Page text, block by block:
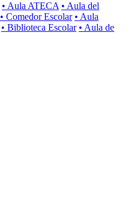
• Aula ATECA • Aula del
• Comedor Escolar • Aula
• Biblioteca Escolar • Aula de